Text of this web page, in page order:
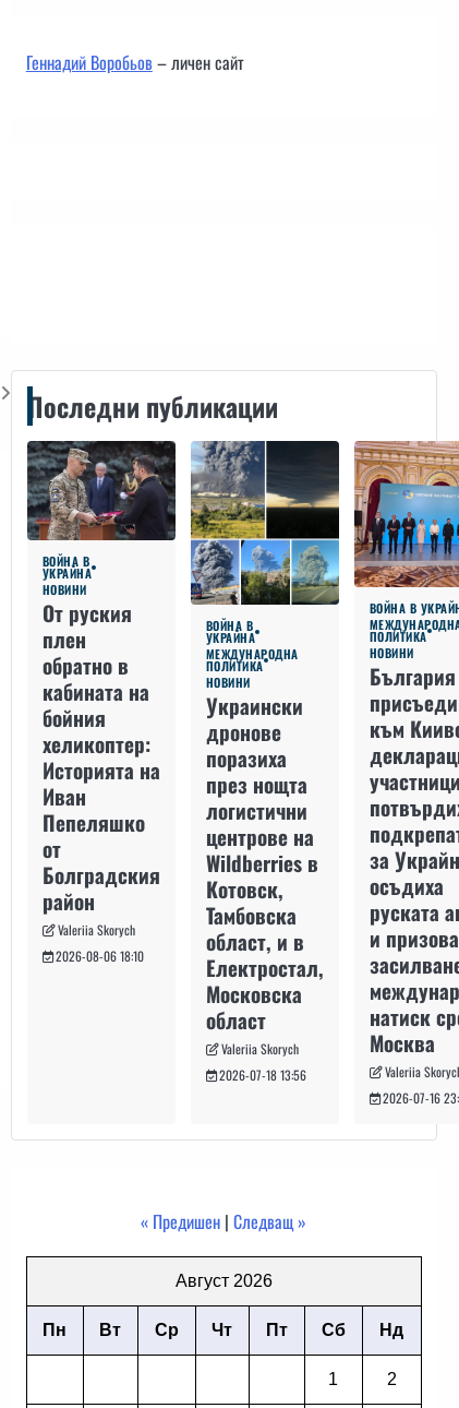
Геннадий Воробьов– личен сайт
Последни публикации
ВОЙНА В
УКРАЙНА
НОВИНИ
От руския
плен
обратно в
кабината на
бойния
хеликоптер:
Историята на
Иван
Пепеляшко
от
Болградския
район
Valeriia Skorych
2026-08-06 18:10
ВОЙНА В
УКРАЙНА
МЕЖДУНАРОДНА
ПОЛИТИКА
НОВИНИ
Украински
дронове
поразиха
през нощта
логистични
центрове на
Wildberries в
Котовск,
Тамбовска
област, и в
Електростал,
Московска
област
Valeriia Skorych
2026-07-18 13:56
ВОЙНА В
ПОЛИТИКА
НОВИНИ
към
за
осъдиха
руската
и
натиск
Москва
Valeriia
2026-07-16
« Предишен |Следващ »
Август 2026
Пн Вт Ср Чт Пт Сб Нд
1 2